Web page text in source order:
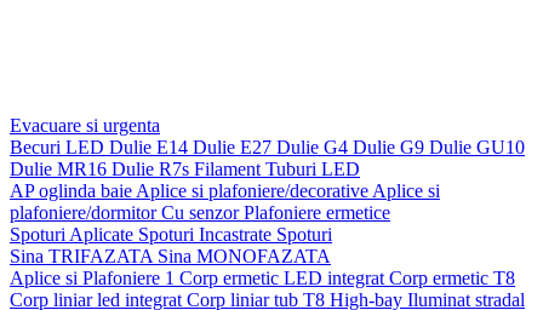
Evacuare si urgenta
Becuri LED Dulie E14 Dulie E27 Dulie G4 Dulie G9 Dulie GU10
Dulie MR16 Dulie R7s Filament Tuburi LED
AP oglinda baie Aplice si plafoniere/decorative Aplice si
plafoniere/dormitorCu senzorPlafoniere ermetice
Spoturi Aplicate Spoturi Incastrate Spoturi
Sina TRIFAZATA Sina MONOFAZATA
Aplice si Plafoniere 1 Corp ermetic LED integrat Corp ermetic T8
Corp liniar led integrat Corp liniar tub T8 High-bay Iluminat stradal